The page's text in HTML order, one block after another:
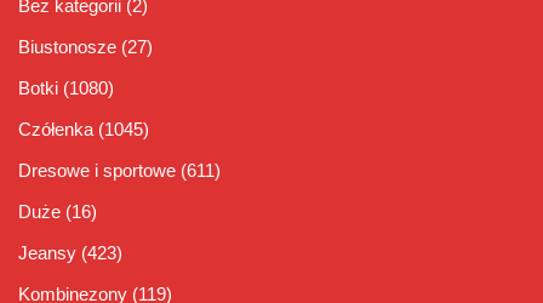
Bez kategorii (2)
Biustonosze (27)
Botki (1080)
Czółenka (1045)
Dresowe i sportowe (611)
Duże (16)
Jeansy (423)
Kombinezony (119)